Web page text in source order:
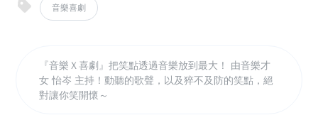
音樂喜劇
『音樂Ｘ喜劇』把笑點透過音樂放到最大！ 由音樂才
女 怡岑 主持！動聽的歌聲，以及猝不及防的笑點，絕
對讓你笑開懷～